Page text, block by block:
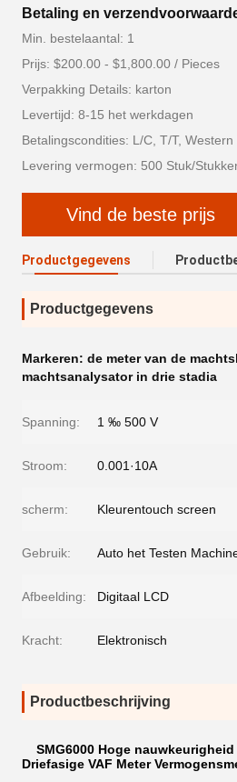
Betaling en
Min. bestelaantal: 1
Prijs: $200.00 - $1,800.00 / Pieces
Verpakking Details: karton
Levertijd: 8-15 het werkdagen
Betalingscondities: L/C, T/T,
Levering vermogen: 500 Stuk/
Vind de beste prijs
Productgegevens
Productgegevens
Markeren: de meter van de
machtsanalysator in drie stadia
Spanning: 1 ‰ 500 V
Stroom: 0.001·10A
scherm: Kleurentouch screen
Gebruik: Auto het Testen
Afbeelding: Digitaal LCD
Kracht: Elektronisch
Productbeschrijving
SMG6000 Hoge
Driefasige VAF Meter